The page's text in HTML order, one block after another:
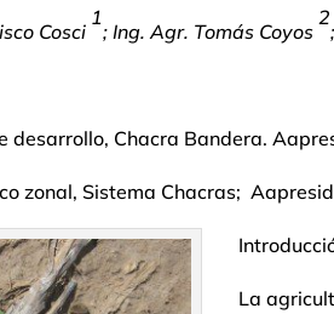
Cosci
1
; Ing. Agr. Tomás Coyos
2
;
desarrollo, Chacra Bandera.
zonal, Sistema Chacras;
La